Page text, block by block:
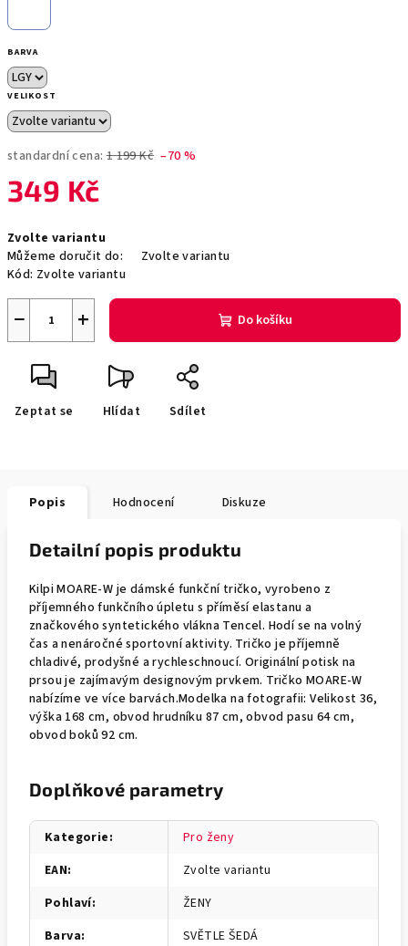
BARVA
VELIKOST
standardní cena: 1 199 Kč –70 %
349 Kč
cena:
Zvolte variantu
Můžeme doručit do:
Zvolte variantu
Kód: Zvolte variantu
+
− Do košíku
Zeptat se Hlídat Sdílet
Popis Hodnocení Diskuze
Detailní popis produktu
Kilpi MOARE-W je dámské funkční tričko, vyrobeno z
příjemného funkčního úpletu s příměsí elastanu a
značkového syntetického vlákna Tencel. Hodí se na volný
čas a nenáročné sportovní aktivity. Tričko je příjemně
chladivé, prodyšné a rychleschnoucí. Originální potisk na
prsou je zajímavým designovým prvkem. Tričko MOARE-W
nabízíme ve více barvách.Modelka na fotografii: Velikost 36,
výška 168 cm, obvod hrudníku 87 cm, obvod pasu 64 cm,
obvod boků 92 cm.
Doplňkové parametry
Kategorie:
Pro ženy
EAN:
Zvolte variantu
Pohlaví:
ŽENY
Barva: SVĚTLE ŠEDÁ